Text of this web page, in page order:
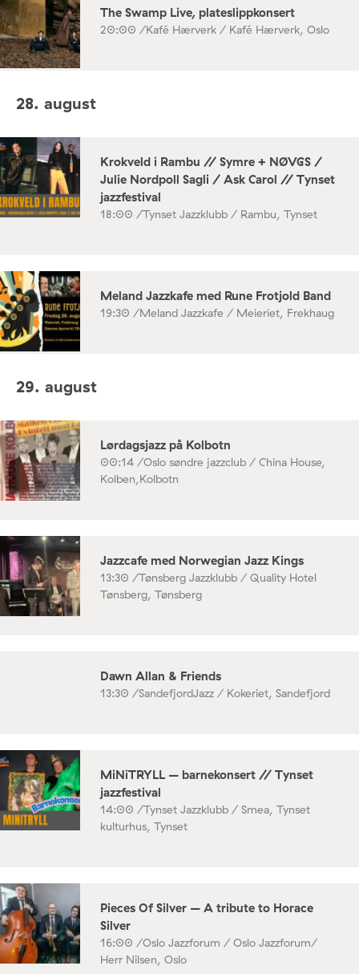
The Swamp Live, plateslippkonsert
20:00 /Kafé Hærverk / Kafé Hærverk, Oslo
28. august
Krokveld i Rambu // Symre + NØVGS /
Julie Nordpoll Sagli / Ask Carol // Tynset
jazzfestival
18:00 /Tynset Jazzklubb / Rambu, Tynset
Meland Jazzkafe med Rune Frotjold Band
19:30 /Meland Jazzkafe / Meieriet, Frekhaug
29. august
Lørdagsjazz på Kolbotn
00:14 /Oslo søndre jazzclub / China House,
Kolben,Kolbotn
Jazzcafe med Norwegian Jazz Kings
13:30 /Tønsberg Jazzklubb / Quality Hotel
Tønsberg, Tønsberg
Dawn Allan & Friends
13:30 /SandefjordJazz / Kokeriet, Sandefjord
MiNiTRYLL – barnekonsert // Tynset
jazzfestival
14:00 /Tynset Jazzklubb / Smea, Tynset
kulturhus, Tynset
Pieces Of Silver – A tribute to Horace
Silver
16:00 /Oslo Jazzforum / Oslo Jazzforum/
Herr Nilsen, Oslo